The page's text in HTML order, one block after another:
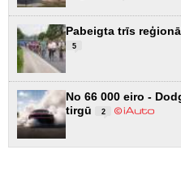
Pabeigta trīs
5
No 66 000 eiro -
tirgū
2